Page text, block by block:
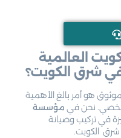
العالمية
في شرق الكويت؟
هو أمر بالغ الأهمية
نحن في مؤسسة
في تركيب وصيانة
شرق الكويت.